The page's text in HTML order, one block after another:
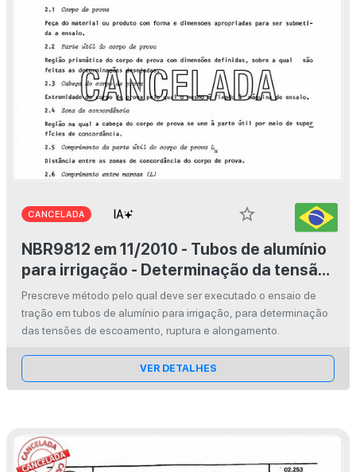
CANCELADA
star_border
NBR9812 em 11/2010 - Tubos de alumínio
para irrigação - Determinação da tensão
de escoamento, tensão de ruptura e do
alongamento
Prescreve método pelo qual deve ser executado o ensaio de
tração em tubos de alumínio para irrigação, para determinação
das tensões de escoamento, ruptura e alongamento.
VER DETALHES